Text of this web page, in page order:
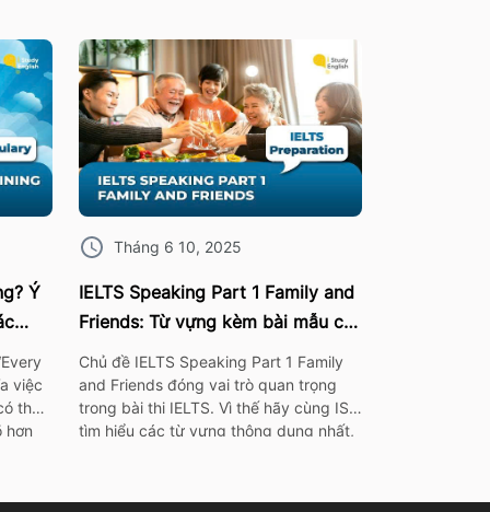
Ý
việc
thể
hơn
Tháng 6 10, 2025
IELTS Speaking Part 1 Family and
Friends: Từ vựng kèm bài mẫu chi
tiết
Chủ đề IELTS Speaking Part 1 Family
and Friends đóng vai trò quan trọng
trong bài thi IELTS. Vì thế hãy cùng ISE
tìm hiểu các từ vựng thông dụng nhất,
Speaking Part 1 Family and Friends […]